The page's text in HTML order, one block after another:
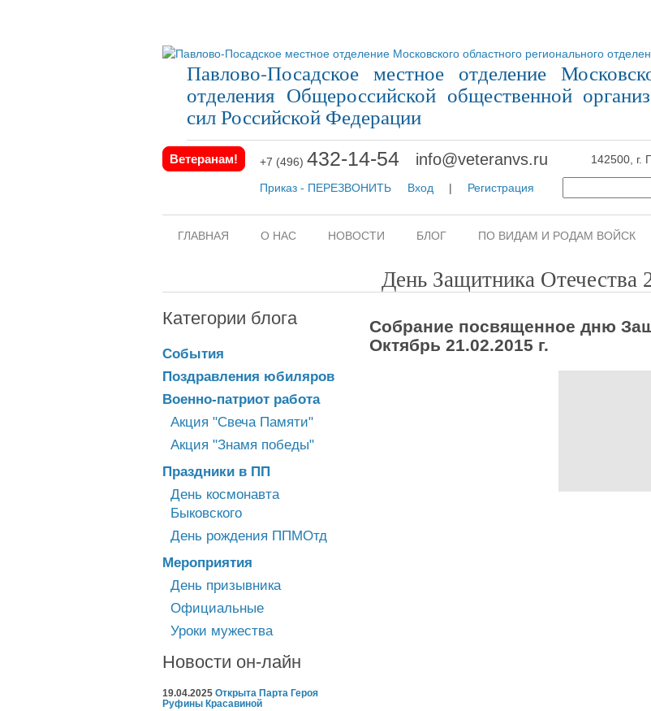
Павлово-Посадское местное отделение
отделения Общероссийской общественной
сил Российской Федерации
Ветеранам! +7 (496) 432-14-54 info@veteranvs.ru 142500, г.
Приказ - ПЕРЕЗВОНИТЬ Вход | Регистрация
ГЛАВНАЯ О НАС НОВОСТИ БЛОГ ПО ВИДАМ И РОДАМ ВОЙСК
День Защитника Отечества
Категории блога
События
Поздравления юбиляров
Военно-патриот работа
Акция "Свеча Памяти"
Акция "Знамя победы"
Праздники в ПП
День космонавта
Быковского
День рождения ППМОтд
Мероприятия
День призывника
Официальные
Уроки мужества
Новости он-лайн
19.04.2025 Открыта Парта Героя
Руфины Красавиной
Собрание посвященное дню
Октябрь 21.02.2015 г.